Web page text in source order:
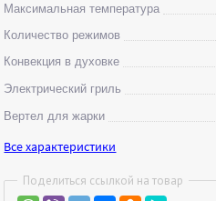
Максимальная температура
Количество режимов
Конвекция в духовке
Электрический гриль
Вертел для жарки
Все характеристики
Поделиться ссылкой на товар